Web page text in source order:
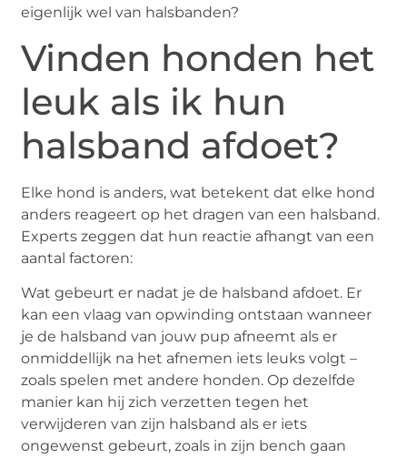
eigenlijk wel van halsbanden?
Vinden honden het
leuk als ik hun
halsband afdoet?
Elke hond is anders, wat betekent dat elke hond
anders reageert op het dragen van een halsband.
Experts zeggen dat hun reactie afhangt van een
aantal factoren:
Wat gebeurt er nadat je de halsband afdoet. Er
kan een vlaag van opwinding ontstaan wanneer
je de halsband van jouw pup afneemt als er
onmiddellijk na het afnemen iets leuks volgt –
zoals spelen met andere honden. Op dezelfde
manier kan hij zich verzetten tegen het
verwijderen van zijn halsband als er iets
ongewenst gebeurt, zoals in zijn bench gaan